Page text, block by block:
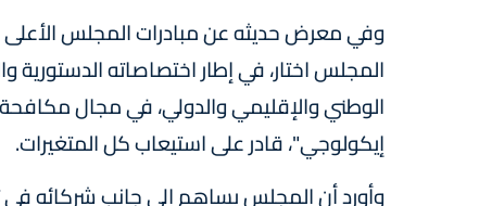
وفي معرض حديثه عن مبادرات المجلس الأعلى
المجلس اختار، في إطار اختصاصاته الدستورية
الوطني والإقليمي والدولي، في مجال
إيكولوجي"، قادر على استيعاب كل المتغيرات.
وأورد أن المجلس يساهم إلى جانب شركائه